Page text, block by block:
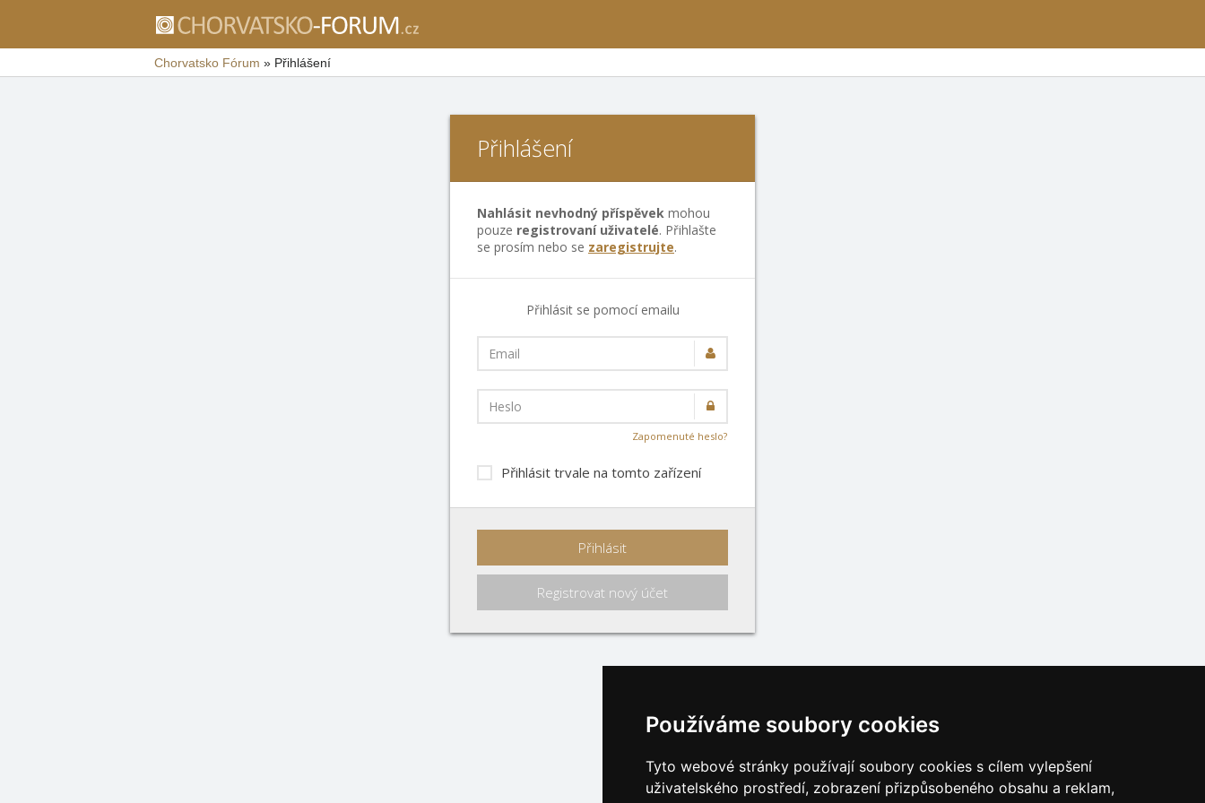
Používáme soubory cookies
Tyto webové stránky používají soubory cookies s cílem vylepšení
uživatelského prostředí, zobrazení přizpůsobeného obsahu a reklam,
Chorvatsko Fórum » Přihlášení
Přihlášení
Nahlásit nevhodný příspěvek mohou
pouze registrovaní uživatelé. Přihlašte
se prosím nebo se zaregistrujte.
Přihlásit se pomocí emailu
Email
Heslo
Zapomenuté heslo?
Přihlásit trvale na tomto zařízení
Přihlásit
Registrovat nový účet